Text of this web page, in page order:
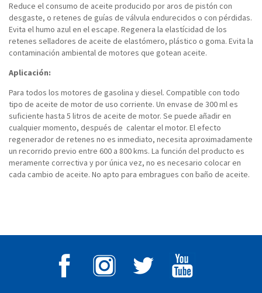
Reduce el consumo de aceite producido por aros de pistón con
desgaste, o retenes de guías de válvula endurecidos o con pérdidas.
Evita el humo azul en el escape. Regenera la elastícidad de los
retenes selladores de aceite de elastómero, plástico o goma. Evita la
contaminación ambiental de motores que gotean aceite.
Aplicación:
Para todos los motores de gasolina y diesel. Compatible con todo
tipo de aceite de motor de uso corriente. Un envase de 300 ml es
suficiente hasta 5 litros de aceite de motor. Se puede añadir en
cualquier momento, después de calentar el motor. El efecto
regenerador de retenes no es inmediato, necesita aproximadamente
un recorrido previo entre 600 a 800 kms. La función del producto es
meramente correctiva y por única vez, no es necesario colocar en
cada cambio de aceite. No apto para embragues con baño de aceite.